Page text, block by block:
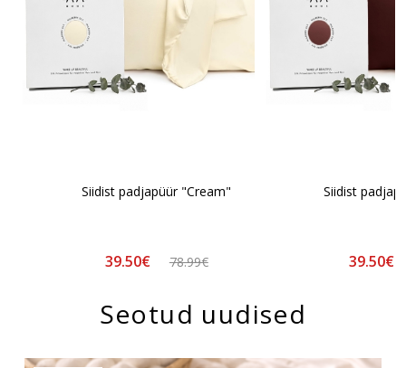
Siidist padjapüür "Cream"
39.50€ 78.99€
Siidist
39.50€
Seotud uudised